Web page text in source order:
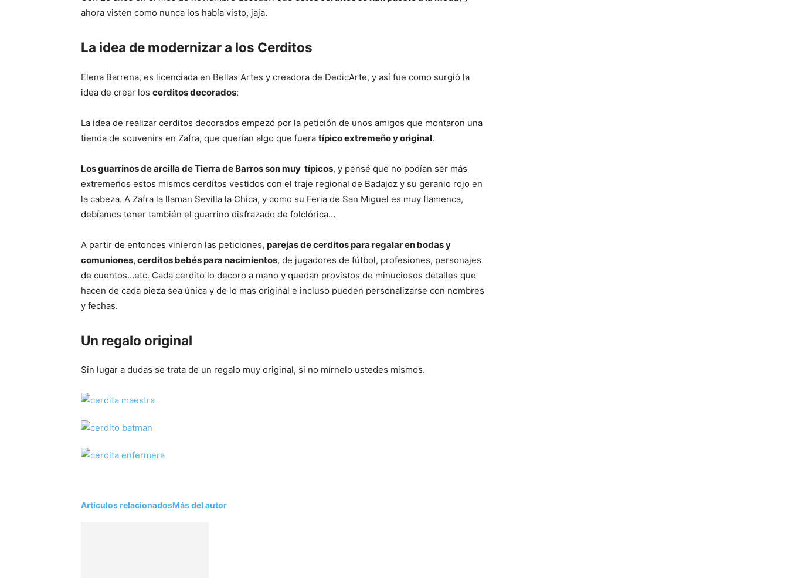
ahora visten como nunca los había visto, jaja.
La idea de modernizar a los Cerditos
Elena Barrena, es licenciada en Bellas Artes y creadora de DedicArte, y así fue como surgió la
idea de crear los cerditos decorados:
La idea de realizar cerditos decorados empezó por la petición de unos amigos que montaron una
tienda de souvenirs en Zafra, que querían algo que fuera típico extremeño y original.
Los guarrinos de arcilla de Tierra de Barros son muy típicos, y pensé que no podían ser más
extremeños estos mismos cerditos vestidos con el traje regional de Badajoz y su geranio rojo en
la cabeza. A Zafra la llaman Sevilla la Chica, y como su Feria de San Miguel es muy flamenca,
debíamos tener también el guarrino disfrazado de folclórica…
A partir de entonces vinieron las peticiones, parejas de cerditos para regalar en bodas y
comuniones, cerditos bebés para nacimientos, de jugadores de fútbol, profesiones, personajes
de cuentos…etc. Cada cerdito lo decoro a mano y quedan provistos de minuciosos detalles que
hacen de cada pieza sea única y de lo mas original e incluso pueden personalizarse con nombres
y fechas.
Un regalo original
Sin lugar a dudas se trata de un regalo muy original, si no mírnelo ustedes mismos.
Artículos relacionadosMás del autor